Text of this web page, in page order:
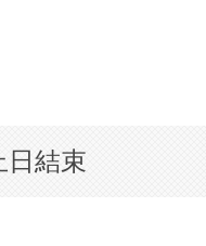
日結束